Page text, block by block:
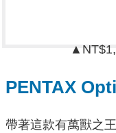
PENTAX
帶著這款有萬獸之